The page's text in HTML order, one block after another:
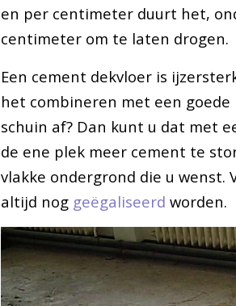
en per centimeter duurt het,
centimeter om te laten drogen.
Een cement dekvloer is
het combineren met een
schuin af? Dan kunt u dat met
de ene plek meer cement te
vlakke ondergrond die u wenst.
altijd nog geëgaliseerd worden.